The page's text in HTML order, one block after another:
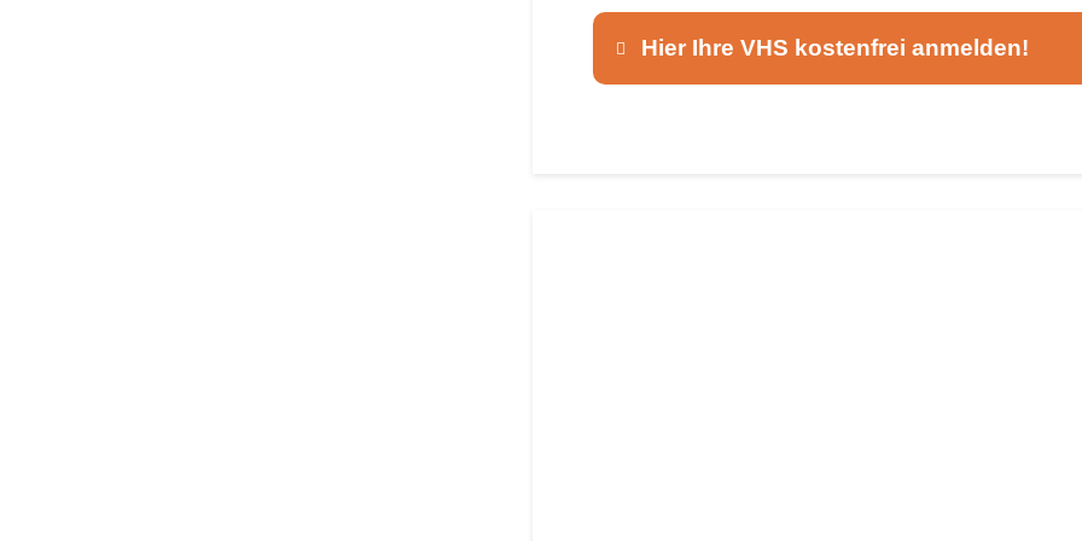
Hier Ihre VHS kostenfrei anmelden!